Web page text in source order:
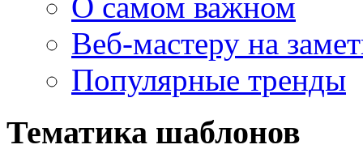
О самом важном
Веб-мастеру на
Популярные тренды
Тематика шаблонов